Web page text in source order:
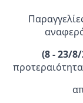
(8 - 23/